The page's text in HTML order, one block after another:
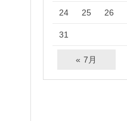
24 25 26
31
« 7月